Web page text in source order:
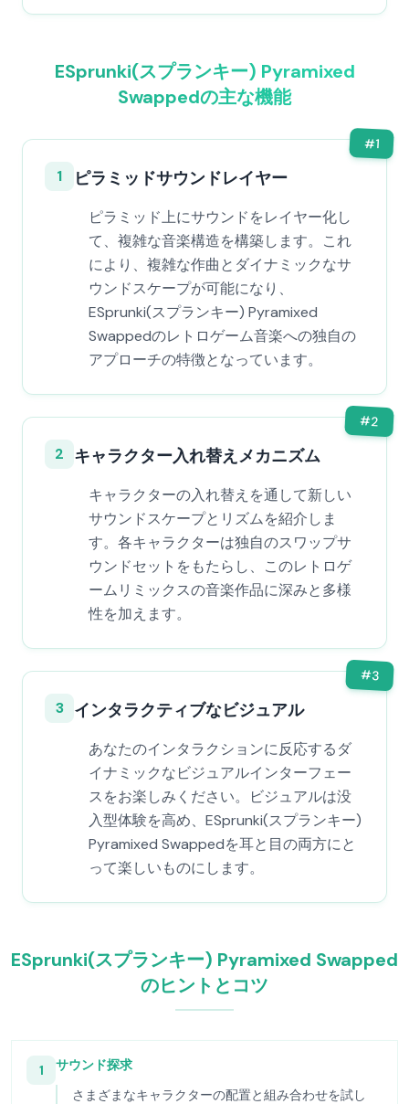
ESprunki(スプランキー) Pyramixed
Swappedの主な機能
#1
1 ピラミッドサウンドレイヤー
ピラミッド上にサウンドをレイヤー化し
て、複雑な音楽構造を構築します。これ
により、複雑な作曲とダイナミックなサ
ウンドスケープが可能になり、
ESprunki(スプランキー) Pyramixed
Swappedのレトロゲーム音楽への独自の
アプローチの特徴となっています。
#2
2 キャラクター入れ替えメカニズム
キャラクターの入れ替えを通して新しい
サウンドスケープとリズムを紹介しま
す。各キャラクターは独自のスワップサ
ウンドセットをもたらし、このレトロゲ
ームリミックスの音楽作品に深みと多様
性を加えます。
#3
3 インタラクティブなビジュアル
あなたのインタラクションに反応するダ
イナミックなビジュアルインターフェー
スをお楽しみください。ビジュアルは没
入型体験を高め、ESprunki(スプランキー)
Pyramixed Swappedを耳と目の両方にと
って楽しいものにします。
ESprunki(スプランキー) Pyramixed Swapped
のヒントとコツ
1
サウンド探求
さまざまなキャラクターの配置と組み合わせを試し